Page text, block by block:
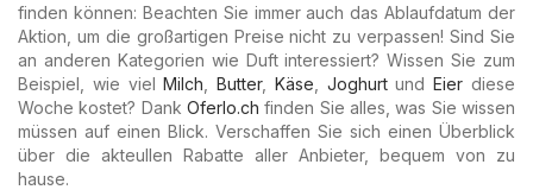
finden können: Beachten Sie immer auch das Ablaufdatum der
Aktion, um die großartigen Preise nicht zu verpassen! Sind Sie
an anderen Kategorien wie Duft interessiert? Wissen Sie zum
Beispiel, wie vielMilch ,Butter, Käse JoghurtundEier diese
Woche kostet? Dank Oferlo.ch finden Sie alles, was Sie wissen
müssen auf einen Blick. Verschaffen Sie sich einen Überblick
über die akteullen Rabatte aller Anbieter, bequem von zu
hause.